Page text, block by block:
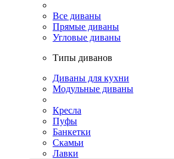
Все диваны
Прямые диваны
Угловые диваны
Типы диванов
Диваны для кухни
Модульные диваны
Кресла
Пуфы
Банкетки
Скамьи
Лавки